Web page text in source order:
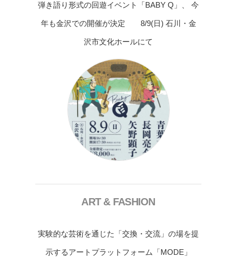
弾き語り形式の回遊イベント「BABY Q」、 今
年も金沢での開催が決定 8/9(日) 石川・金
沢市文化ホールにて
ART & FASHION
実験的な芸術を通じた「交換・交流」の場を提
示するアートプラットフォーム「MODE」